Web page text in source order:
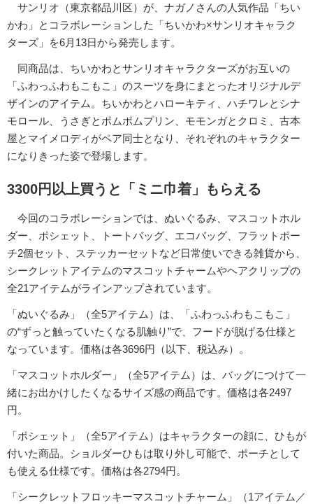
サンリオ（東京都品川区）が、ナガノさんの人気作品「ちい
かわ」とコラボレーションした「ちいかわ×サンリオキャラク
ターズ」を6月13日から発売します。
同商品は、ちいかわとサンリオキャラクターズがお互いの
「ふわっふわもこもこ」のスーツを身にまとったオリジナルデ
ザインのアイテム。ちいかわとハローキティ、ハチワレとシナ
モロール、うさぎとポムポムプリン、モモンガとクロミ、古本
屋とマイメロディがペア同士となり、それぞれのキャラクター
になりきった姿で登場します。
3300円以上買うと「ミニ巾着」もらえる
今回のコラボレーションでは、ぬいぐるみ、マスコットホル
ダー、ポシェット、トートバッグ、エコバッグ、フラットポー
チ2個セット、ステッカーセットなど日常使いできる雑貨から、
シークレットアイテムのマスコットチャームやヘアクリップの
全21アイテムがラインアップされています。
「ぬいぐるみ」（全5アイテム）は、「ふわっふわもこもこ」
の“ずっと触っていたくなる肌触り”で、フードが脱げる仕様と
なっています。価格は各3696円（以下、税込み）。
「マスコットホルダー」（全5アイテム）は、バッグにつけて一
緒にお出かけしたくなるサイズ感の商品です。価格は各2497
円。
「ポシェット」（全5アイテム）はキャラクターの顔に、ひもが
付いた商品。ショルダーひもは取り外し可能で、ポーチとして
も使える仕様です。価格は各2794円。
「シークレットフロッキーマスコットチャーム」（1アイテム／